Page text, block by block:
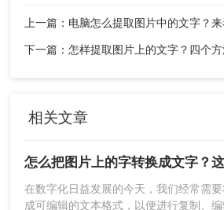
下一篇：怎样提取图片上的文字？四个方
相关文章
在数字化日益发展的今天，我们经常需
成可编辑的文本格式，以便进行复制、编